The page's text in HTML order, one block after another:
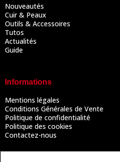
Nouveautés
Cuir & Peaux
Outils & Accessoires
Tutos
Actualités
Guide
Informations
Mentions légales
Conditions Générales de Vente
Politique de confidentialité
Politique des cookies
Contactez-nous